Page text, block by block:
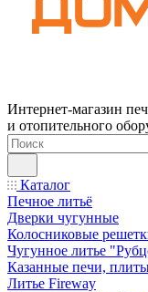
Интернет-магазин
и отопительного
Каталог
Печное литьё
Дверки чугунные
Колосниковые
Чугунное литье
Казанные печи,
Литье Fireway